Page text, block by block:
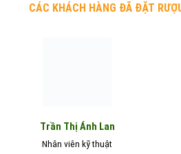
CÁC KHÁCH HÀNG ĐÃ ĐẶT
Trần Thị Ánh Lan
Nhân viên kỹ thuật